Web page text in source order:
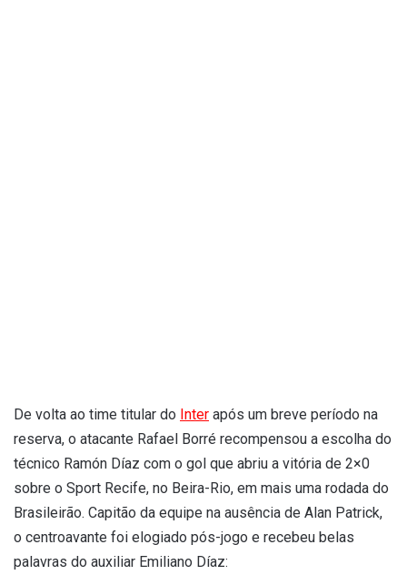
De volta ao time titular do Inter após um breve período na
reserva, o atacante Rafael Borré recompensou a escolha do
técnico Ramón Díaz com o gol que abriu a vitória de 2×0
sobre o Sport Recife, no Beira-Rio, em mais uma rodada do
Brasileirão. Capitão da equipe na ausência de Alan Patrick,
o centroavante foi elogiado pós-jogo e recebeu belas
palavras do auxiliar Emiliano Díaz: